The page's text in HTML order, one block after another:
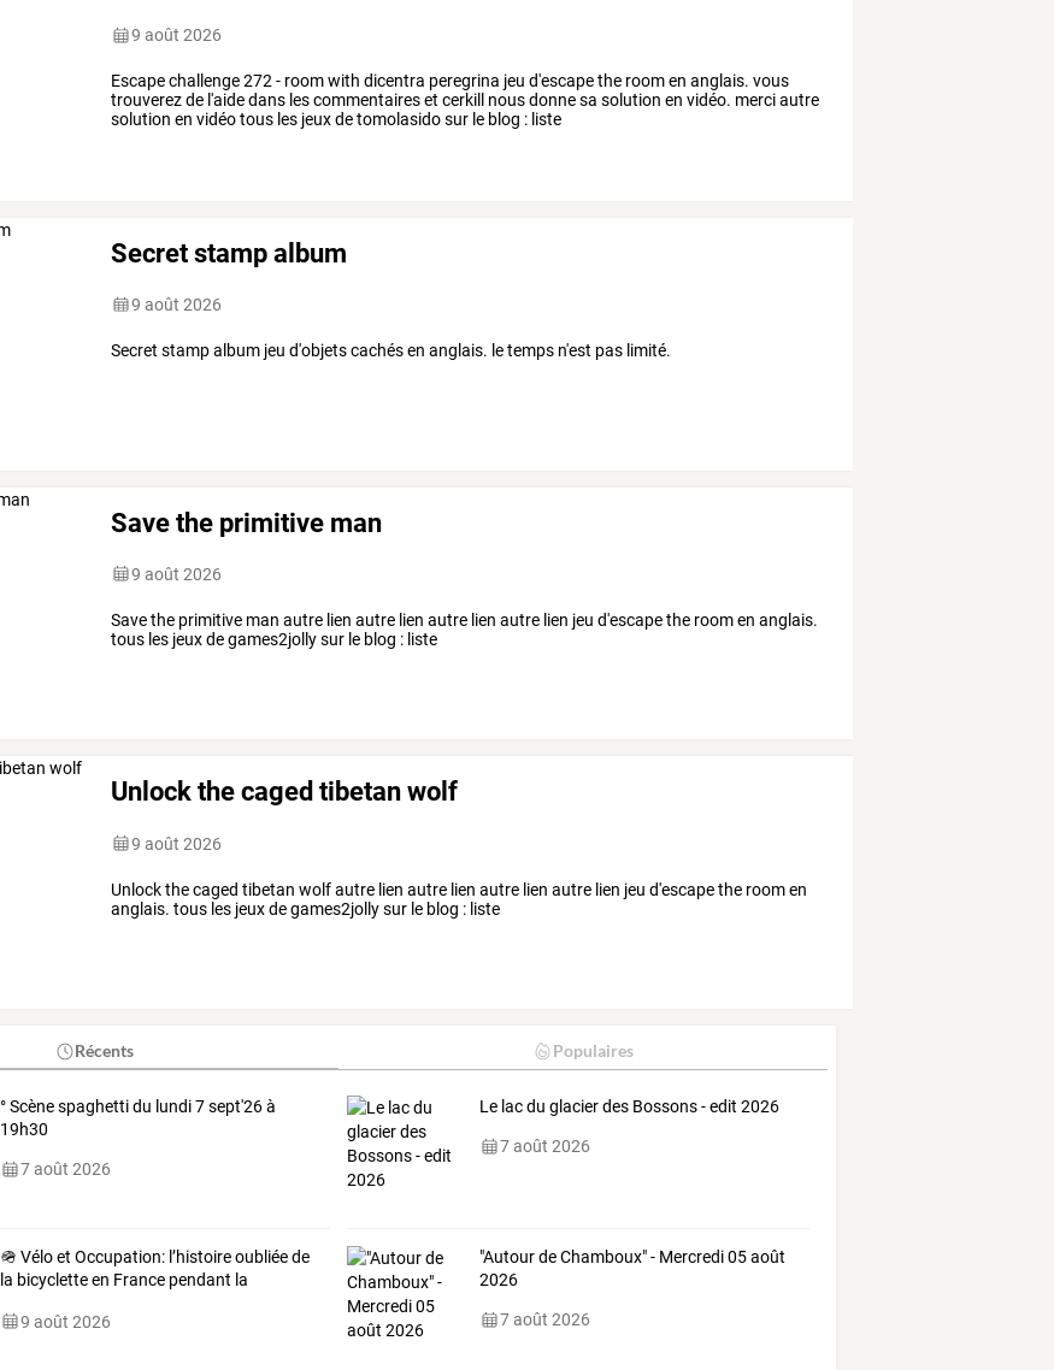
9 août 2026
Escape challenge 272 - room with dicentra peregrina jeu d'escape the room en anglais. vous
trouverez de l'aide dans les commentaires et cerkill nous donne sa solution en vidéo. merci autre
solution en vidéo tous les jeux de tomolasido sur le blog : liste
Secret stamp album
9 août 2026
Secret stamp album jeu d'objets cachés en anglais. le temps n'est pas limité.
Save the primitive man
9 août 2026
Save the primitive man autre lien autre lien autre lien autre lien jeu d'escape the room en anglais.
tous les jeux de games2jolly sur le blog : liste
Unlock the caged tibetan wolf
9 août 2026
Unlock the caged tibetan wolf autre lien autre lien autre lien autre lien jeu d'escape the room en
anglais. tous les jeux de games2jolly sur le blog : liste
Récents Populaires
° Scène spaghetti du lundi 7 sept'26 à
19h30
7 août 2026
Le lac du glacier des Bossons - edit 2026
7 août 2026
🪖 Véloet Occupation:l’histoireoubliéede
la bicycletteen Francependant la
9 août 2026
"Autour de Chamboux" - Mercredi 05 août
2026
7 août 2026